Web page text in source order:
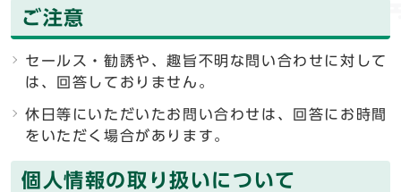
ご注意
セールス・勧誘や、趣旨不明な問い合わせに対して
は、回答しておりません。
休日等にいただいたお問い合わせは、回答にお時間
をいただく場合があります。
個人情報の取り扱いについて